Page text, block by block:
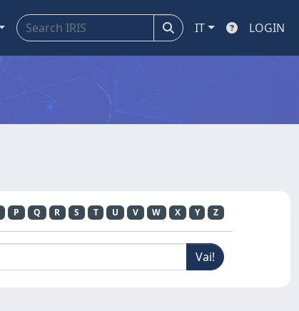
IT LOGIN
P Q R S T U V W X Y Z